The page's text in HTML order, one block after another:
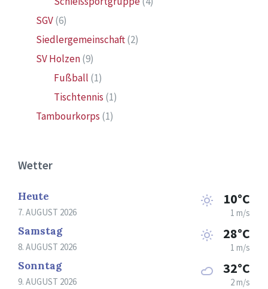
SGV(6)
Siedlergemeinschaft(2)
SV Holzen(9)
Fußball (1)
Tischtennis (1)
Tambourkorps (1)
Wetter
Heute
7. AUGUST 2026
10°C
1 m/s
Samstag
8. AUGUST 2026
28°C
1 m/s
Sonntag
9. AUGUST 2026
32°C
2 m/s